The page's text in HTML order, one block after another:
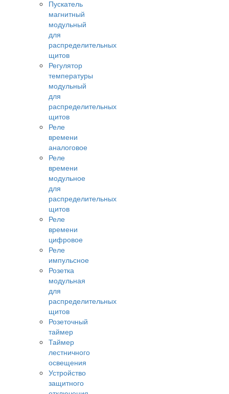
Пускатель
магнитный
модульный
для
распределительных
щитов
Регулятор
температуры
модульный
для
распределительных
щитов
Реле
времени
аналоговое
Реле
времени
модульное
для
распределительных
щитов
Реле
времени
цифровое
Реле
импульсное
Розетка
модульная
для
распределительных
щитов
Розеточный
таймер
Таймер
лестничного
освещения
Устройство
защитного